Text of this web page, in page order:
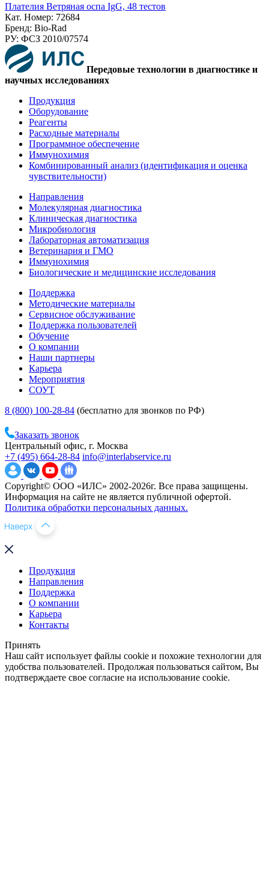
Плателия Ветряная оспа IgG, 48 тестов
Кат. Номер: 72684
Бренд: Bio-Rad
РУ: ФСЗ 2010/07574
Передовые технологии в диагностике и
научных исследованиях
Продукция
Оборудование
Реагенты
Расходные материалы
Программное обеспечение
Иммунохимия
Комбинированный анализ (идентификация и оценка
чувствительности)
Направления
Молекулярная диагностика
Клиническая диагностика
Микробиология
Лабораторная автоматизация
Ветеринария и ГМО
Иммунохимия
Биологические и медицинские исследования
Поддержка
Методические материалы
Сервисное обслуживание
Поддержка пользователей
Обучение
О компании
Наши партнеры
Карьера
Мероприятия
СОУТ
8 (800) 100-28-84 (бесплатно для звонков по РФ)
Заказать звонок
Центральный офис, г. Москва
+7 (495) 664-28-84 info@interlabservice.ru
Copyright© ООО «ИЛС» 2002-2026г. Все права защищены.
Информация на сайте не является публичной офертой.
Политика обработки персональных данных.
Продукция
Направления
Поддержка
О компании
Карьера
Контакты
Принять
Наш сайт использует файлы cookie и похожие технологии для
удобства пользователей. Продолжая пользоваться сайтом, Вы
подтверждаете свое согласие на использование cookie.